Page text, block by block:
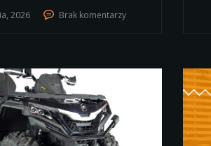
2026 Brak komentarzy